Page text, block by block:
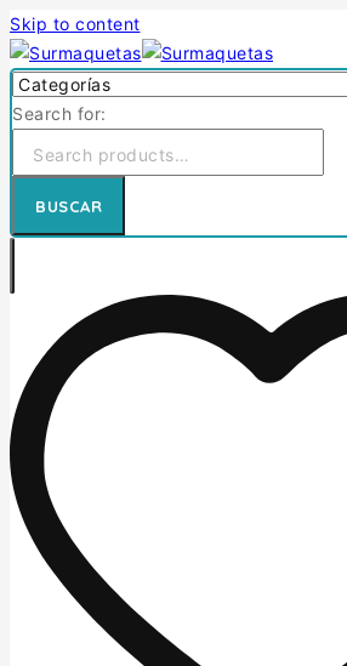
Skip to content
Search for:
BUSCAR